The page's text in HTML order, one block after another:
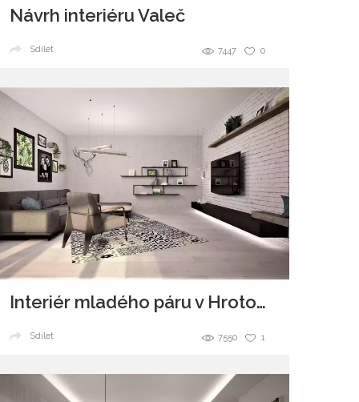
Návrh interiéru Valeč
0
7447
Sdílet
Interiér mladého páru v Hrotovicích
1
7550
Sdílet